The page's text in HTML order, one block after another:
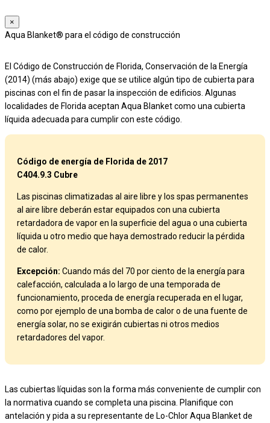
×
Aqua Blanket® para el código de construcción
El Código de Construcción de Florida, Conservación de la Energía
(2014) (más abajo) exige que se utilice algún tipo de cubierta para
piscinas con el fin de pasar la inspección de edificios. Algunas
localidades de Florida aceptan Aqua Blanket como una cubierta
líquida adecuada para cumplir con este código.
Código de energía de Florida de 2017
C404.9.3 Cubre
Las piscinas climatizadas al aire libre y los spas permanentes
al aire libre deberán estar equipados con una cubierta
retardadora de vapor en la superficie del agua o una cubierta
líquida u otro medio que haya demostrado reducir la pérdida
de calor.
Excepción: Cuando más del 70 por ciento de la energía para
calefacción, calculada a lo largo de una temporada de
funcionamiento, proceda de energía recuperada en el lugar,
como por ejemplo de una bomba de calor o de una fuente de
energía solar, no se exigirán cubiertas ni otros medios
retardadores del vapor.
Las cubiertas líquidas son la forma más conveniente de cumplir con
la normativa cuando se completa una piscina. Planifique con
antelación y pida a su representante de Lo-Chlor Aqua Blanket de